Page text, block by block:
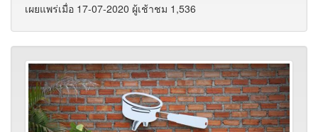
เผยแพร่เมื่อ 17-07-2020 ผู้เช้าชม 1,536